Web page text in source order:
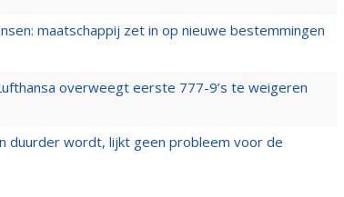
maatschappij zet in op nieuwe bestemmingen
overweegt eerste 777-9’s te weigeren
duurder wordt, lijkt geen probleem voor de